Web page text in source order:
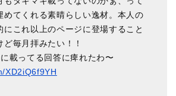
めてくれる素晴らしい逸材。本人の
にこれ以上のページに登場すること
毎月拝みたい！！
載ってる回答に痺れたわ〜
XD2iQ6f9YH